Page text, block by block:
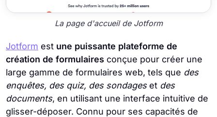
La page d'accueil de Jotform
Jotform est une puissante plateforme de
création de formulaires conçue pour créer une
large gamme de formulaires web, tels que des
enquêtes, des quiz, des sondageset des
documents, en utilisant une interface intuitive de
glisser-déposer. Connu pour ses capacités de